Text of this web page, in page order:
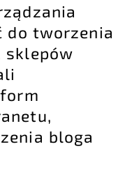
do tworzenia
sklepów
bloga